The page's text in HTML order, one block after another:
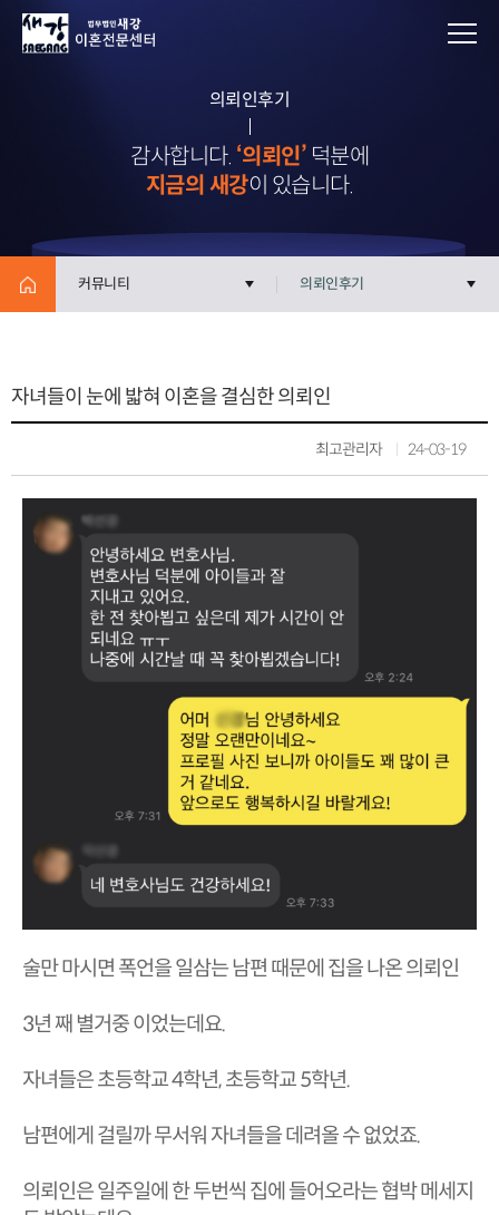
의뢰인후기
감사합니다. ‘의뢰인’ 덕분에
지금의 새강이 있습니다.
커뮤니티 의뢰인후기
자녀들이 눈에 밟혀 이혼을 결심한 의뢰인
최고관리자 24-03-19
술만 마시면 폭언을 일삼는 남편 때문에 집을 나온 의뢰인
3년 째 별거중 이었는데요.
자녀들은 초등학교 4학년, 초등학교 5학년.
남편에게 걸릴까 무서워 자녀들을 데려올 수 없었죠.
의뢰인은 일주일에 한 두번씩 집에 들어오라는 협박 메세지